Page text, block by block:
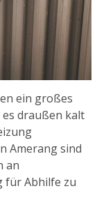
ein großes
draußen kalt
Amerang sind
an
für Abhilfe zu